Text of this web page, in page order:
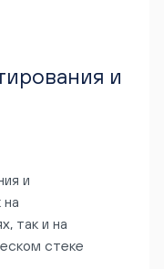
и
и
на
так и на
стеке